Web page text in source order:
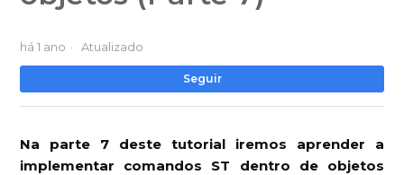
há 1 ano Atualizado
Seguir
Na parte 7 deste tutorial iremos aprender a
implementar comandos ST dentro de objetos